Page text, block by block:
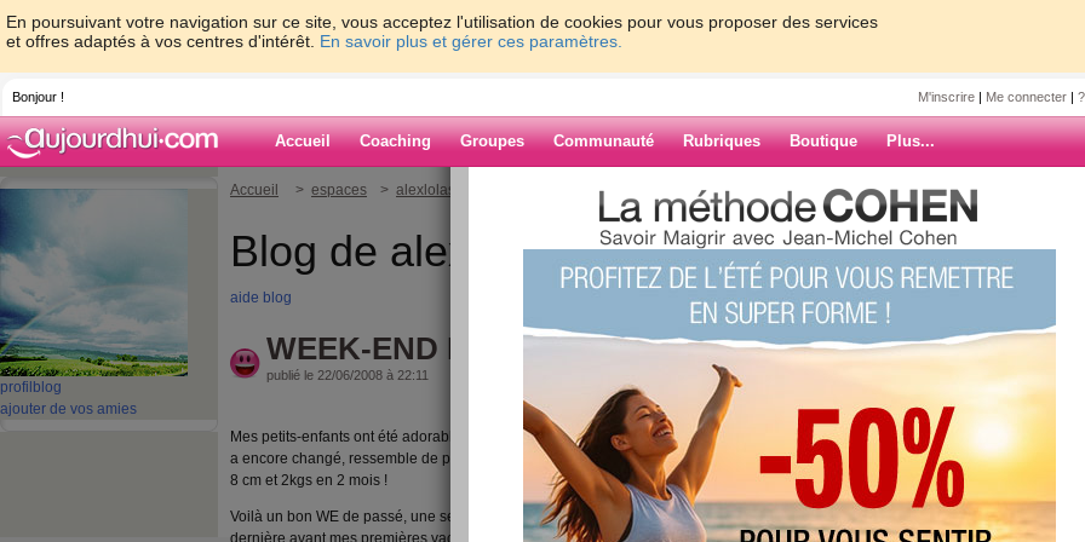
En poursuivant votre navigation sur ce site, vous acceptez l'utilisation de cookies pour vous proposer des services
et offres adaptés à vos centres d'intérêt. En savoir plus et gérer ces paramètres.
Bonjour ! M'inscrire | Me connecter |
Accueil Coaching Groupes Communauté Rubriques Boutique Plus...
profil blog
ajouter de vos amies
Accueil > espaces > alexlolasara > WEEK-END MAGNIFIQUE !
Blog de alexlolasara
aide blog
WEEK-END MAGNIFIQUE !
publié le 22/06/2008 à 22:11
Mes petits-enfants ont été adorables, et le petit Léo, un ange, comme d'habitude ! Il
a encore changé, ressemble de plus en plus à son papa, qui en est très fier, a pris
8 cm et 2kgs en 2 mois !
Voilà un bon WE de passé, une semaine qui recommence, pour moi, l'avant-
dernière avant mes premières vacances d'été. Je pars le 4 juillet, mais avant, "je
ARCHIVES